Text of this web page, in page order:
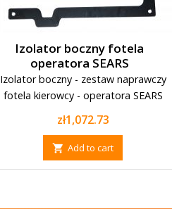
Izolator boczny fotela
operatora SEARS
Izolator boczny - zestaw naprawczy
fotela kierowcy - operatora SEARS
Price
zł1,072.73
 Add to cart